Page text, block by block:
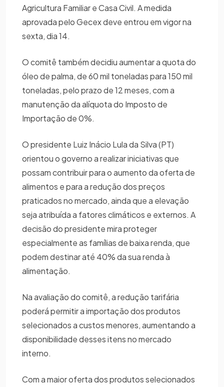
Agricultura Familiar e Casa Civil. A medida
aprovada pelo Gecex deve entrou em vigor na
sexta, dia 14.
O comitê também decidiu aumentar a quota do
óleo de palma, de 60 mil toneladas para 150 mil
toneladas, pelo prazo de 12 meses, com a
manutenção da alíquota do Imposto de
Importação de 0%.
O presidente Luiz Inácio Lula da Silva (PT)
orientou o governo a realizar iniciativas que
possam contribuir para o aumento da oferta de
alimentos e para a redução dos preços
praticados no mercado, ainda que a elevação
seja atribuída a fatores climáticos e externos. A
decisão do presidente mira proteger
especialmente as famílias de baixa renda, que
podem destinar até 40% da sua renda à
alimentação.
Na avaliação do comitê, a redução tarifária
poderá permitir a importação dos produtos
selecionados a custos menores, aumentando a
disponibilidade desses itens no mercado
interno.
Com a maior oferta dos produtos selecionados